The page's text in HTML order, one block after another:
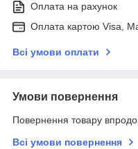
Оплата на рахунок
Оплата картою Visa,
Всі умови оплати
Умови повернення
Повернення товару
Всі умови повернення